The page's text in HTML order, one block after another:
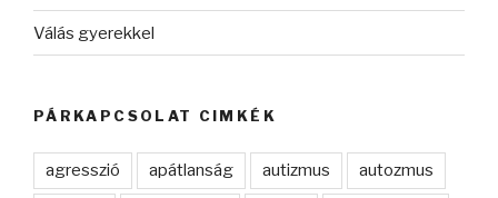
Válás gyerekkel
PÁRKAPCSOLAT CIMKÉK
agresszió apátlanság autizmus autozmus